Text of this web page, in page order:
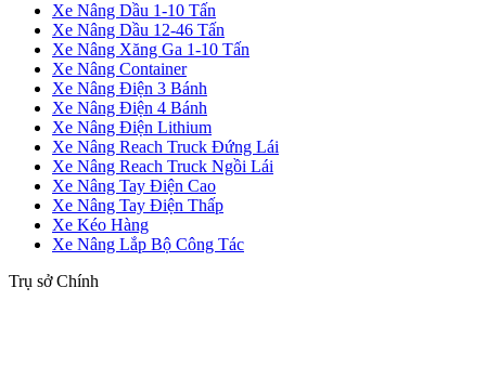
Xe Nâng Dầu 1-10 Tấn
Xe Nâng Dầu 12-46 Tấn
Xe Nâng Xăng Ga 1-10 Tấn
Xe Nâng Container
Xe Nâng Điện 3 Bánh
Xe Nâng Điện 4 Bánh
Xe Nâng Điện Lithium
Xe Nâng Reach Truck Đứng Lái
Xe Nâng Reach Truck Ngồi Lái
Xe Nâng Tay Điện Cao
Xe Nâng Tay Điện Thấp
Xe Kéo Hàng
Xe Nâng Lắp Bộ Công Tác
Trụ sở Chính